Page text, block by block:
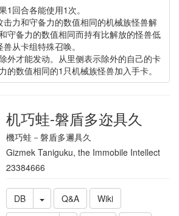
回合各能使用1次。
力和守备力的数值相同的机械族怪兽解
守备力的数值相同而持有比解放的怪兽低
从卡组特殊召唤。
外才能发动。从里侧表示除外的自己的卡
的数值相同的1只机械族怪兽加入手卡。
机巧蛙-磐盾多迩具久
機巧蛙－磐盾多邇具久
Gizmek Taniguku, the Immobile Intellect
23384666
DB Q&A
Wiki